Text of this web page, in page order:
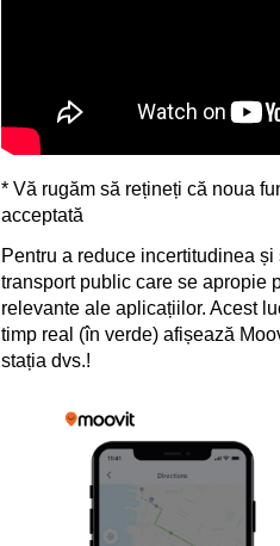
* Vă rugăm să rețineți că noua
acceptată
Pentru a reduce incertitudinea
transport public care se apropie
relevante ale aplicațiilor. Acest
timp real (în verde) afișează
stația dvs.!